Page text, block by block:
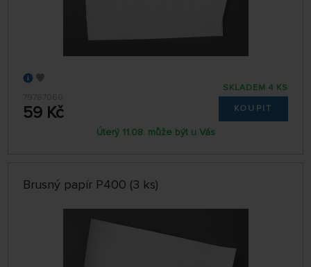
79787060
59 Kč
SKLADEM 4 KS
KOUPIT
Úterý 11.08. může být u Vás
Brusný papír P400 (3 ks)